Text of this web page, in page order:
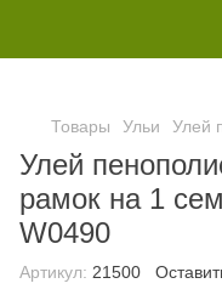
Товары Ульи Улей
Улей
рамок на 1
W0490
Артикул: 21500